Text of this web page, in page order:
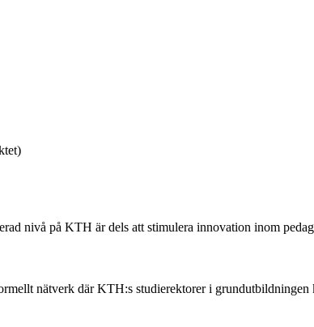
nivå på KTH är dels att stimulera innovation inom
nätverk där KTH:s studierektorer i grundutbildningen